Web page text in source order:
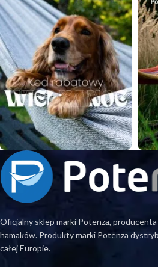
Oficjalny sklep marki Potenza,
hamaków. Produkty marki Potenza
całej Europie.